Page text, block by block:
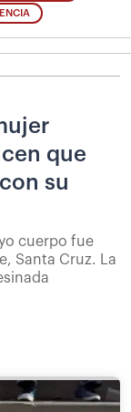
que
su
cuerpo fue
Santa Cruz. La